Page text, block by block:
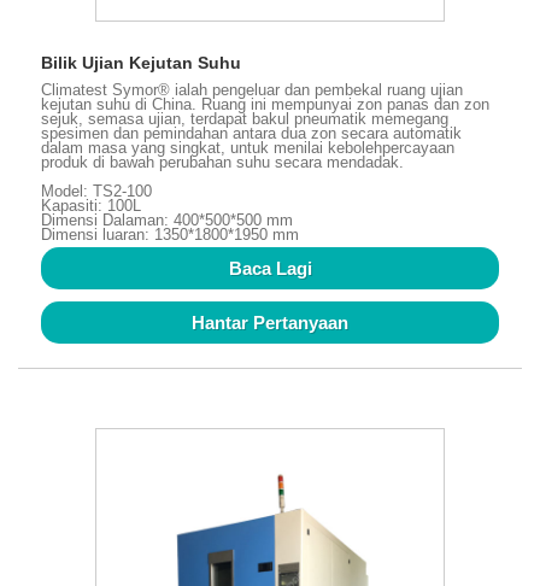
Bilik Ujian Kejutan Suhu
Climatest Symor® ialah pengeluar dan pembekal ruang ujian
kejutan suhu di China. Ruang ini mempunyai zon panas dan zon
sejuk, semasa ujian, terdapat bakul pneumatik memegang
spesimen dan pemindahan antara dua zon secara automatik
dalam masa yang singkat, untuk menilai kebolehpercayaan
produk di bawah perubahan suhu secara mendadak.
Model: TS2-100
Kapasiti: 100L
Dimensi Dalaman: 400*500*500 mm
Dimensi luaran: 1350*1800*1950 mm
Baca Lagi
Hantar Pertanyaan